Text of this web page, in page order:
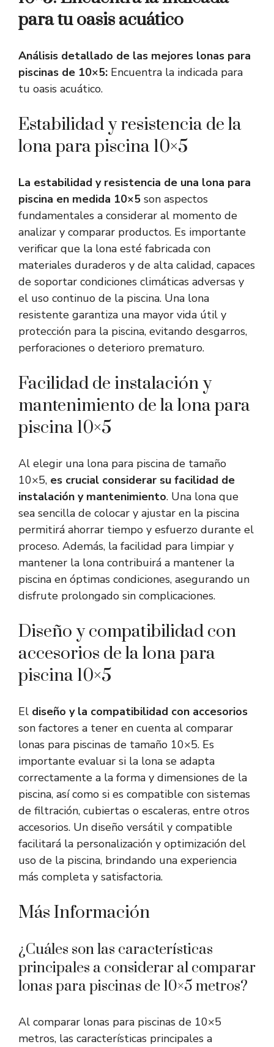
para tu oasis acuático
Análisis detallado de las mejores lonas para
piscinas de 10×5: Encuentra la indicada para
tu oasis acuático.
Estabilidad y resistencia de la
lona para piscina 10×5
La estabilidad y resistencia de una lona para
piscina en medida 10×5 son aspectos
fundamentales a considerar al momento de
analizar y comparar productos. Es importante
verificar que la lona esté fabricada con
materiales duraderos y de alta calidad, capaces
de soportar condiciones climáticas adversas y
el uso continuo de la piscina. Una lona
resistente garantiza una mayor vida útil y
protección para la piscina, evitando desgarros,
perforaciones o deterioro prematuro.
Facilidad de instalación y
mantenimiento de la lona para
piscina 10×5
Al elegir una lona para piscina de tamaño
10×5, es crucial considerar su facilidad de
instalación y mantenimiento. Una lona que
sea sencilla de colocar y ajustar en la piscina
permitirá ahorrar tiempo y esfuerzo durante el
proceso. Además, la facilidad para limpiar y
mantener la lona contribuirá a mantener la
piscina en óptimas condiciones, asegurando un
disfrute prolongado sin complicaciones.
Diseño y compatibilidad con
accesorios de la lona para
piscina 10×5
El diseño y la compatibilidad con accesorios
son factores a tener en cuenta al comparar
lonas para piscinas de tamaño 10×5. Es
importante evaluar si la lona se adapta
correctamente a la forma y dimensiones de la
piscina, así como si es compatible con sistemas
de filtración, cubiertas o escaleras, entre otros
accesorios. Un diseño versátil y compatible
facilitará la personalización y optimización del
uso de la piscina, brindando una experiencia
más completa y satisfactoria.
Más Información
¿Cuáles son las características
principales a considerar al comparar
lonas para piscinas de 10×5 metros?
Al comparar lonas para piscinas de 10×5
metros, las características principales a